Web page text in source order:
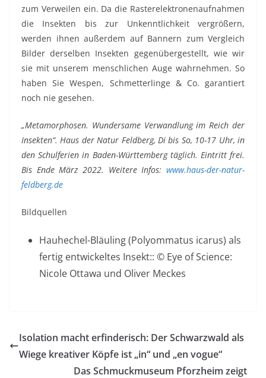
zum Verweilen ein. Da die Rasterelektronenaufnahmen
die Insekten bis zur Unkenntlichkeit vergrößern,
werden ihnen außerdem auf Bannern zum Vergleich
Bilder derselben Insekten gegenübergestellt, wie wir
sie mit unserem menschlichen Auge wahrnehmen. So
haben Sie Wespen, Schmetterlinge & Co. garantiert
noch nie gesehen.
„Metamorphosen. Wundersame Verwandlung im Reich der
Insekten“. Haus der Natur Feldberg, Di bis So, 10-17 Uhr, in
den Schulferien in Baden-Württemberg täglich. Eintritt frei.
Bis Ende März 2022. Weitere Infos: www.haus-der-natur-
feldberg.de
Bildquellen
Hauhechel-Bläuling (Polyommatus icarus) als
fertig entwickeltes Insekt:: © Eye of Science:
Nicole Ottawa und Oliver Meckes
Isolation macht erfinderisch: Der Schwarzwald als
Wiege kreativer Köpfe ist „in“ und „en vogue“
Das Schmuckmuseum Pforzheim zeigt